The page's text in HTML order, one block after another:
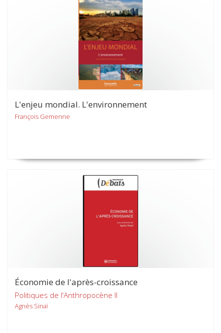
L'enjeu mondial. L'environnement
François Gemenne
Économie de l'après-croissance
Politiques de l'Anthropocène II
Agnès Sinaï